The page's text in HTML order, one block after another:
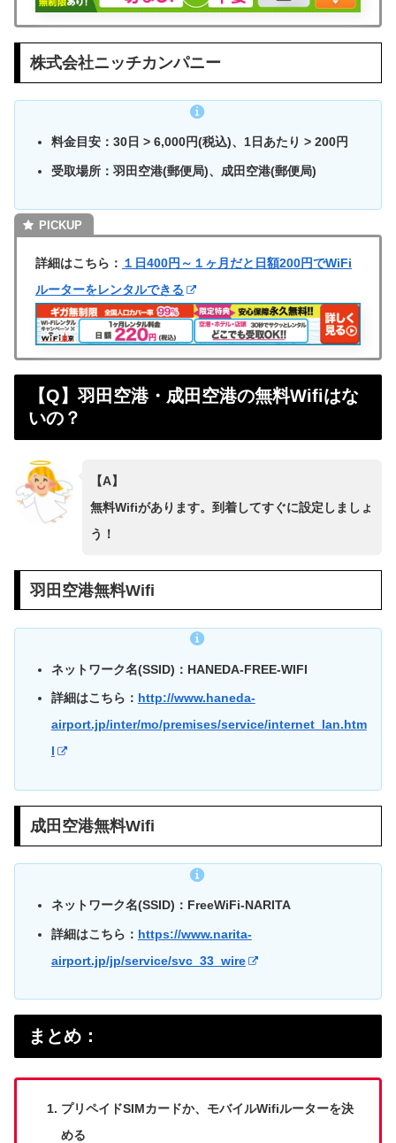
株式会社ニッチカンパニー
料金目安：30日 > 6,000円(税込)、1日あたり > 200円
受取場所：羽田空港(郵便局)、成田空港(郵便局)
詳細はこちら： １日400円～１ヶ月だと日額200円でWiFi
ルーターをレンタルできる
【Q】羽田空港・成田空港の無料Wifiはな
いの？
【A】
無料Wifiがあります。到着してすぐに設定しましょ
う！
羽田空港無料Wifi
ネットワーク名(SSID)：HANEDA-FREE-WIFI
詳細はこちら： http://www.haneda-
airport.jp/inter/mo/premises/service/internet_lan.htm
l
成田空港無料Wifi
ネットワーク名(SSID)：FreeWiFi-NARITA
詳細はこちら： https://www.narita-
airport.jp/jp/service/svc_33_wire
まとめ：
プリペイドSIMカードか、モバイルWifiルーターを決
める